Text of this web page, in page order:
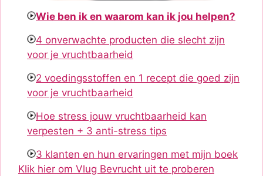
Wie ben ik en waarom kan ik jou helpen?
4 onverwachte producten die slecht zijn
voor je vruchtbaarheid
2 voedingsstoffen en 1 recept die goed zijn
voor je vruchtbaarheid
Hoe stress jouw vruchtbaarheid kan
verpesten + 3 anti-stress tips
3 klanten en hun ervaringen met mijn boek
Klik hier om Vlug Bevrucht uit te proberen